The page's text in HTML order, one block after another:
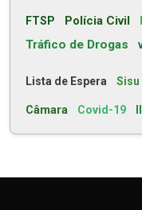
FTSP Polícia Civil
Tráfico de Drogas
Lista de Espera Sisu
Câmara Covid-19